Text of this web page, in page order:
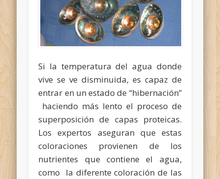
Si la temperatura del agua donde
vive se ve disminuida, es capaz de
entrar en un estado de “hibernación”
haciendo más lento el proceso de
superposición de capas proteicas.
Los expertos aseguran que estas
coloraciones provienen de los
nutrientes que contiene el agua,
como la diferente coloración de las